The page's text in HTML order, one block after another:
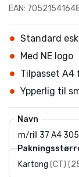
EAN:
Standard
Med NE logo
Tilpasset A4
Ypperlig til
Navn
m/rill 37 A4
Kartong (CT) (